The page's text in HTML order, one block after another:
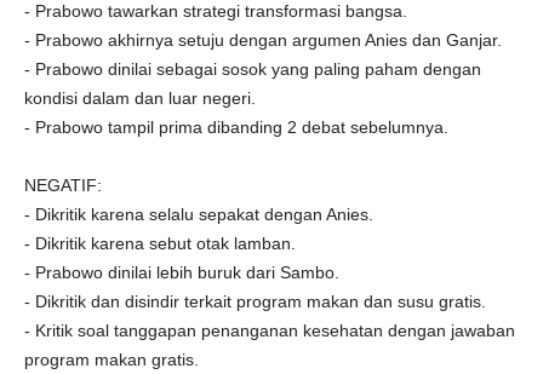
- Prabowo tawarkan strategi transformasi bangsa.
- Prabowo akhirnya setuju dengan argumen Anies dan Ganjar.
- Prabowo dinilai sebagai sosok yang paling paham dengan
kondisi dalam dan luar negeri.
- Prabowo tampil prima dibanding 2 debat sebelumnya.
NEGATIF:
- Dikritik karena selalu sepakat dengan Anies.
- Dikritik karena sebut otak lamban.
- Prabowo dinilai lebih buruk dari Sambo.
- Dikritik dan disindir terkait program makan dan susu gratis.
- Kritik soal tanggapan penanganan kesehatan dengan jawaban
program makan gratis.